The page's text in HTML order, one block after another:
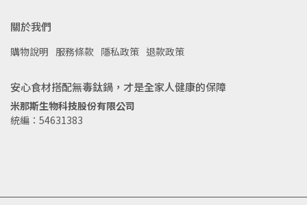
關於我們
購物說明 服務條款 隱私政策 退款政策
安心食材搭配無毒鈦鍋，才是全家人健康的保障
米那斯生物科技股份有限公司
統編：54631383